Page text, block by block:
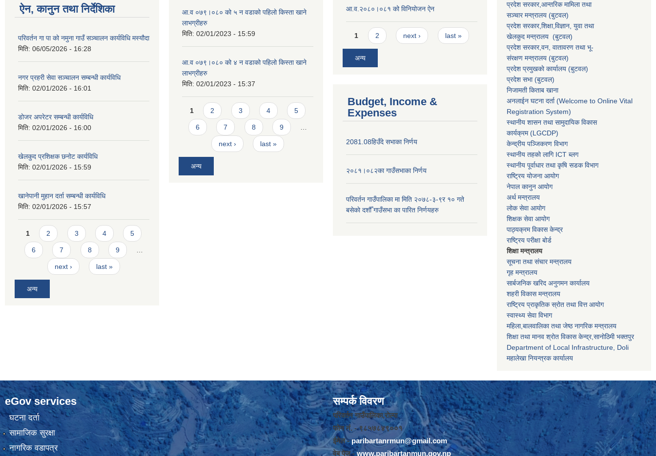
ऐन, कानुन तथा निर्देशिका
परिवर्तन गा पा को नमुना गाउँ सञ्चालन कार्यविधि मस्यौदा
मिति: 06/05/2026 - 16:28
नगर प्रहरी सेवा सञ्चालन सम्बन्धी कार्यविधि
मिति: 02/01/2026 - 16:01
डोजर अपरेटर सम्बन्धी कार्यविधि
मिति: 02/01/2026 - 16:00
खेलकुद प्रशिक्षक छनोट कार्यविधि
मिति: 02/01/2026 - 15:59
खानेपानी मुहान दर्ता सम्बन्धी कार्यविधि
मिति: 02/01/2026 - 15:57
Pages
1 2 3 4 5
6 7 8 9
next › last »
अन्य
आ.व ०७९।०८० को ५ न‌‍ वडाको पहिलो किस्ता खाने
लाभग्रीहरु
मिति: 02/01/2023 - 15:59
आ.व ०७९।०८० को ४ न‌‍ वडाको पहिलो किस्ता खाने
लाभग्रीहरु
मिति: 02/01/2023 - 15:37
Pages
1 2 3 4 5
6 7 8 9
next › last »
अन्य
आ.व.२०८०।०८१ को विनियोजन ऐन
Pages
1 2 next › last »
अन्य
Budget, Income &
Expenses
2081.08हिउँदे सभाका निर्णय
२०८१।०८२का गाउँसभाका निर्णय
परिवर्तन गाउँपालिका मा मिति २०७८-३-९र १० गते
बसेकाे दशौँ गाउँसभा का पारित निर्णयहरु
प्रदेश सरकार,आन्तरिक मामिला तथा
सञ्चार मन्त्रालय (बुटवल)
प्रदेश सरकार,शिक्षा,विज्ञान, युवा तथा
खेलकुद मन्त्रालय (बुटवल)
प्रदेश सरकार,वन, वातावरण तथा भू-
संरक्षण मन्त्रालय (बुटवल)
प्रदेश प्रमुखकाे कार्यालय (बुटवल)
प्रदेश सभा (बुटवल)
निजामती किताब खाना
अनलाईन घटना दर्ता (Welcome to Online Vital
Registration System)
स्थानीय शासन तथा सामुदायिक विकास
कार्यक्रम (LGCDP)
केन्द्रीय पञ्जिकरण विभाग
स्थानीय तहको लागि ICT ब्लग
स्थानीय पूर्वाधार तथा कृषि सडक विभाग
राष्ट्रिय योजना आयोग
नेपाल कानुन आयोग
अर्थ मन्त्रालय
लोक सेवा आयोग
शिक्षक सेवा आयोग
पाठ्यक्रम विकास केन्द्र
राष्ट्रिय परीक्षा बोर्ड
शिक्षा मन्त्रालय
सूचना तथा संचार मन्त्रालय
गृह मन्त्रालय
सार्बजनिक खरिद अनुगमन कार्यालय
शहरी विकास मन्त्रालय
राष्ट्रिय प्राकृतिक स्रोत तथा वित्त आयोग
स्वास्थ्य सेवा विभाग
महिला,बालवालिका तथा जेष्ठ नागरिक मन्त्रालय
शिक्षा तथा मानव श्राेत विकास केन्द्र,सानाेठिमी भक्तपुर
Department of Local Infrastructure, Doli
महालेखा नियन्त्रक कार्यालय
eGov services
घटना दर्ता
सामाजिक सुरक्षा
नागरिक वडापत्र
सम्पर्क विवरण
परिवर्तन गाउँपालिका,रोल्पा
फोन नंं. - ९८५७८४९००१
ईमेल -paribartanrmun@gmail.com
वेब पेज -www.paribartanmun.gov.np